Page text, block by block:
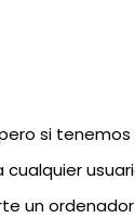
si
un ordenador